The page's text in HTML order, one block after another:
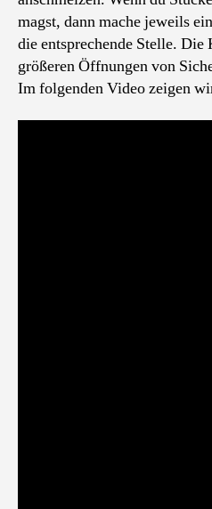
magst, dann mache jeweils
die entsprechende Stelle. Die
größeren Öffnungen von
Im folgenden Video zeigen